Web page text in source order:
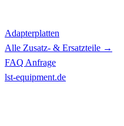
Adapterplatten
Alle Zusatz- & Ersatzteile →
FAQ Anfrage
lst-equipment.de